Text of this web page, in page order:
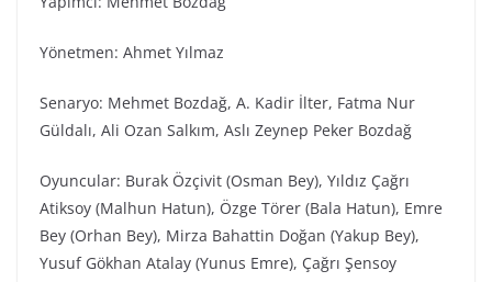
Yönetmen: Ahmet Yılmaz
Senaryo: Mehmet Bozdağ, A. Kadir İlter, Fatma Nur
Güldalı, Ali Ozan Salkım, Aslı Zeynep Peker Bozdağ
Oyuncular: Burak Özçivit (Osman Bey), Yıldız Çağrı
Atiksoy (Malhun Hatun), Özge Törer (Bala Hatun), Emre
Bey (Orhan Bey), Mirza Bahattin Doğan (Yakup Bey),
Yusuf Gökhan Atalay (Yunus Emre), Çağrı Şensoy